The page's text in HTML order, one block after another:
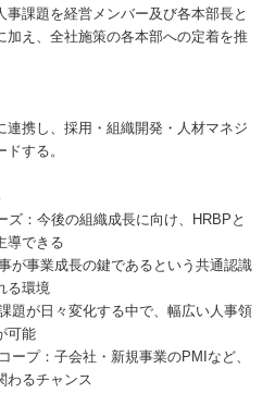
課題を経営メンバー及び各本部長と
加え、全社施策の各本部への定着を推
連携し、採用・組織開発・人材マネジ
する。
ズ：今後の組織成長に向け、HRBPと
導できる
が事業成長の鍵であるという共通認識
る環境
題が日々変化する中で、幅広い人事領
可能
ープ：子会社・新規事業のPMIなど、
わるチャンス